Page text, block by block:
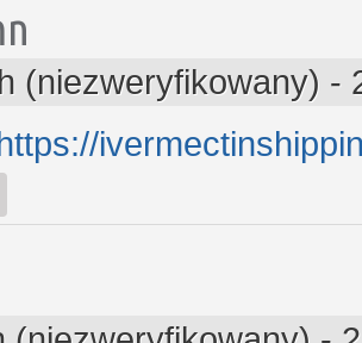
(niezweryfikowany) -